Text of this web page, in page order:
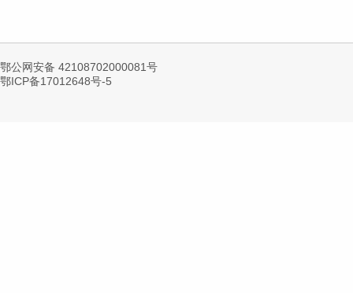
鄂公网安备 42108702000081号
鄂ICP备17012648号-5